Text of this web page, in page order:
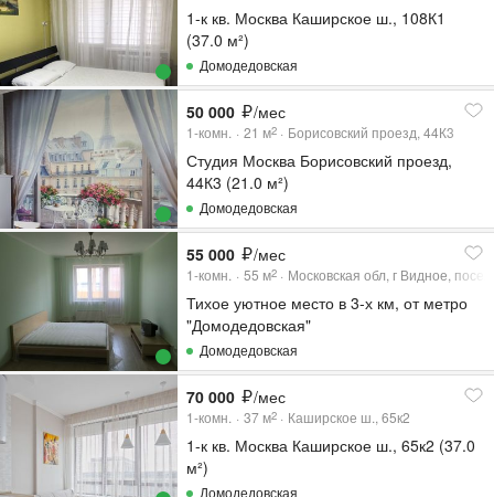
1-к кв. Москва Каширское ш., 108К1
(37.0 м²)
Домодедовская
50 000 /мес
1-комн. 21 м2 Борисовский проезд, 44К3
Студия Москва Борисовский проезд,
44К3 (21.0 м²)
Домодедовская
55 000 /мес
1-комн. 55 м2 Московская обл, г Видное,
Тихое уютное место в 3-х км, от метро
"Домодедовская"
Домодедовская
70 000 /мес
1-комн. 37 м2 Каширское ш., 65к2
1-к кв. Москва Каширское ш., 65к2 (37.0
м²)
Домодедовская